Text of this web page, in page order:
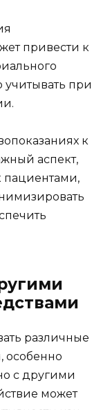
привести к
учитывать при
к
аспект,
пациентами,
различные
особенно
с другими
может